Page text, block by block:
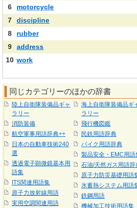
6
motorcycle
7
discipline
8
rubber
9
address
10 work
同じカテゴリーのほかの辞書
陸上自衛隊装備品ギャ
ラリー
消防装備
航空軍事用語辞典++
日本の自動車技術240
選
透過電子顕微鏡基本用
語集
ITS関連用語集
原子力放射線用語
実用空調関連用語
海上自衛隊装備品ギ
ラリー
飛行機図鑑
民鉄用語辞典
バイク用語辞典
製品安全・EMC用語
石油/天然ガス用語辞
原子力防災基礎用語
氷蓄熱システム用語
鉄鋼用語
機械加工技術用語集